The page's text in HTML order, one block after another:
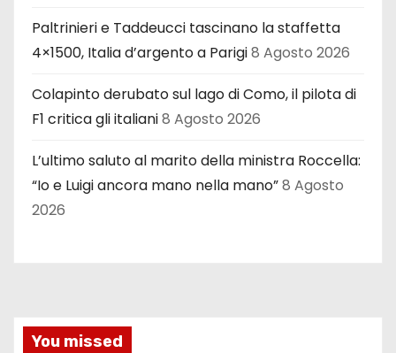
Paltrinieri e Taddeucci tascinano la staffetta
4×1500, Italia d’argento a Parigi8 Agosto 2026
Colapinto derubato sul lago di Como, il pilota di
F1 critica gli italiani8 Agosto 2026
L’ultimo saluto al marito della ministra Roccella:
“Io e Luigi ancora mano nella mano”8 Agosto
2026
You missed